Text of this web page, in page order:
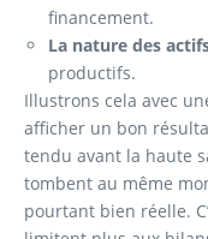
financement.
La nature des
productifs.
Illustrons cela avec
afficher un bon
tendu avant la haute
tombent au même
pourtant bien réelle.